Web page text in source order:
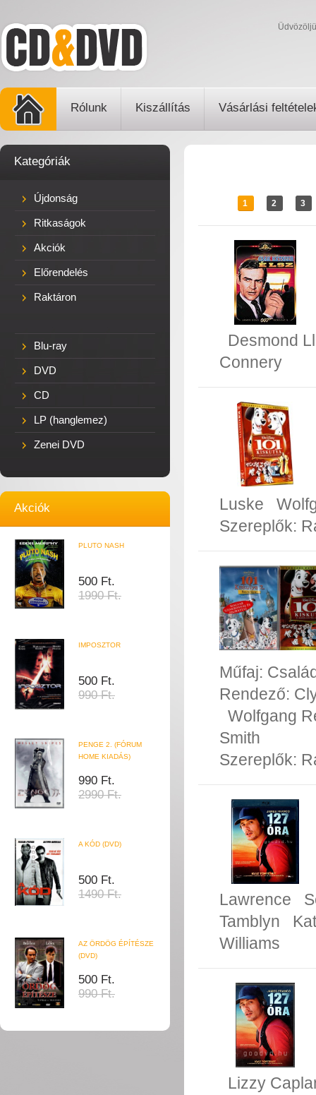
Rólunk Kiszállítás Vásárlási
Kategóriák
Újdonság
Ritkaságok
Akciók
Előrendelés
Raktáron
Blu-ray
DVD
CD
LP (hanglemez)
Zenei DVD
Akciók
PLUTO NASH
500 Ft.
1990 Ft.
IMPOSZTOR
500 Ft.
990 Ft.
PENGE 2. (FÓRUM
HOME KIADÁS)
990 Ft.
2990 Ft.
A KÓD (DVD)
500 Ft.
1490 Ft.
AZ ÖRDÖG ÉPÍTÉSZE
(DVD)
500 Ft.
990 Ft.
1 2 3
Desmond
Connery
Luske
Szereplők:
Műfaj:
Rendező:
Wolfgang
Smith
Szereplők:
Lawrence
Tamblyn
Williams
Lizzy